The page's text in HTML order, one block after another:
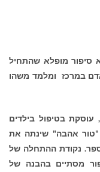
סיפור מופלא שהתחיל
במרכז ומלמד משהו
עוסקת בטיפול בילדים
אהבה" שינתה את
נקודת ההתחלה של
מסתיים בהבנה של